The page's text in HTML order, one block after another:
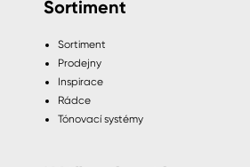
Sortiment
Sortiment
Prodejny
Inspirace
Rádce
Tónovací systémy